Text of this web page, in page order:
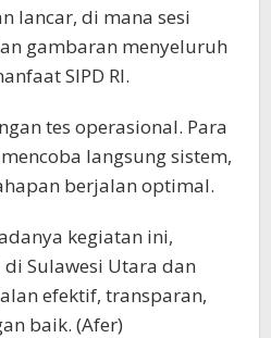
lancar, di mana sesi
gambaran menyeluruh
SIPD RI.
tes operasional. Para
langsung sistem,
berjalan optimal.
kegiatan ini,
di Sulawesi Utara dan
efektif, transparan,
baik. (Afer)